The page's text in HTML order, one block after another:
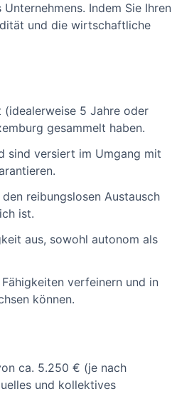
Indem Sie Ihren
und die wirtschaftliche
5 Jahre oder
gesammelt haben.
sind versiert im Umgang mit
reibungslosen Austausch
ist.
aus, sowohl autonom als
verfeinern und in
können.
ca. 5.250 € (je nach
und kollektives